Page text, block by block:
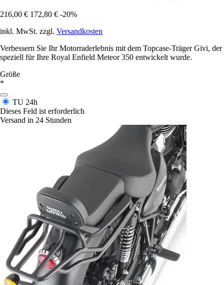
216,00 € 172,80 € -20%
inkl. MwSt. zzgl. Versandkosten
Verbessern Sie Ihr Motorraderlebnis mit dem Topcase-Träger Givi, der
speziell für Ihre Royal Enfield Meteor 350 entwickelt wurde.
Größe
*
TU 24h
Dieses Feld ist erforderlich
Versand in 24 Stunden